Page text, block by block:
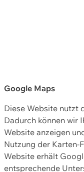
Google Maps
Diese Website nutzt
Dadurch können wir
Website anzeigen
Nutzung der Karten-
Website erhält
entsprechende